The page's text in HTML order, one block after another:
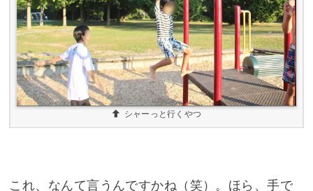
シャーっと行くやつ
これ、なんて言うんですかね（笑）。ほら、手で